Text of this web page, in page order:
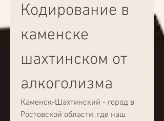
Кодирование в
каменске
шахтинском от
алкоголизма
Каменск-Шахтинский - город в
Ростовской области, где наш